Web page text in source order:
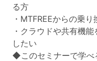
る方
・MTFREEからの乗
・クラウドや共有機
したい
◆このセミナーで学